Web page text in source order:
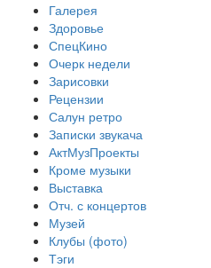
Галерея
Здоровье
СпецКино
Очерк недели
Зарисовки
Рецензии
Салун ретро
Записки звукача
АктМузПроекты
Кроме музыки
Выставка
Отч. с концертов
Музей
Клубы (фото)
Тэги